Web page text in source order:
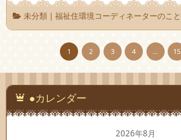
未分類| 福祉住環境コーディネーターのこと
1 2 3 4 15
●カレンダー
2026年8月